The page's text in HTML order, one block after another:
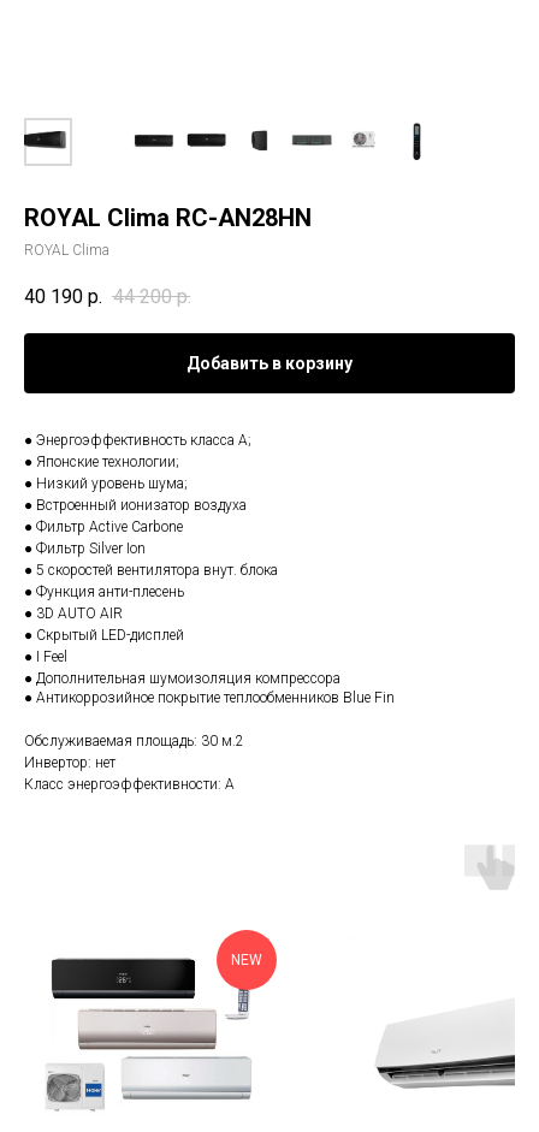
ROYAL Clima RC-AN28HN
ROYAL Clima
40 190 р. 44 200 р.
Добавить в корзину
● Энергоэффективность класса А;
● Японские технологии;
● Низкий уровень шума;
● Встроенный ионизатор воздуха
● Фильтр Active Carbone
● Фильтр Silver Ion
● 5 скоростей вентилятора внут. блока
● Функция анти-плесень
● 3D AUTO AIR
● Скрытый LED-дисплей
● I Feel
● Дополнительная шумоизоляция компрессора
● Антикоррозийное покрытие теплообменников Blue Fin
Обслуживаемая площадь: 30 м.2
Инвертор: нет
Класс энергоэффективности: А
NEW